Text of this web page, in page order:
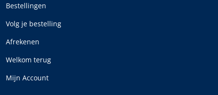
Bestellingen
Volg je bestelling
Afrekenen
Welkom terug
Mijn Account